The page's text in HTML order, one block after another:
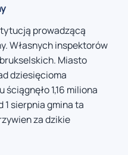
prowadzącą
Własnych inspektorów
Miasto
dziesięcioma
1,16 miliona
1 sierpnia gmina ta
za dzikie